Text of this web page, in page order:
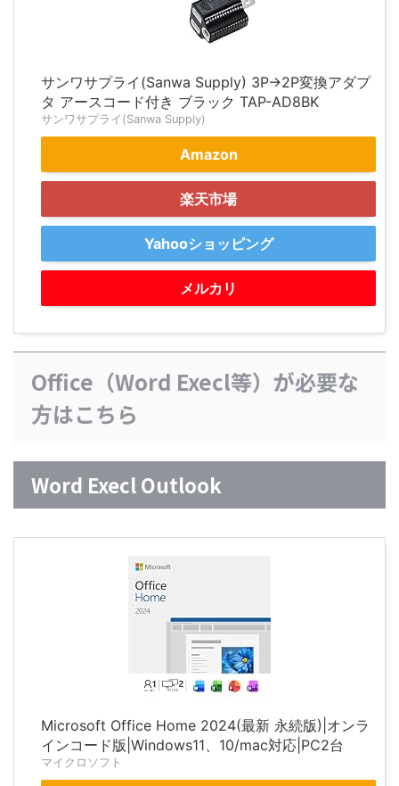
サンワサプライ(Sanwa Supply) 3P→2P変換アダプ
タ アースコード付き ブラック TAP-AD8BK
サンワサプライ(Sanwa Supply)
Amazon
楽天市場
Yahooショッピング
メルカリ
Office（Word Execl等）が必要な
方はこちら
Word Execl Outlook
Microsoft Office Home 2024(最新 永続版)|オンラ
インコード版|Windows11、10/mac対応|PC2台
マイクロソフト